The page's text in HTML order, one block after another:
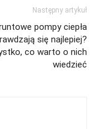
Następny artykuł
pompy ciepła
się najlepiej?
co warto o nich
wiedzieć